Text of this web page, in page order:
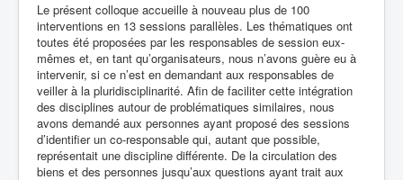
Le présent colloque accueille à nouveau plus de 100
interventions en 13 sessions parallèles. Les thématiques ont
toutes été proposées par les responsables de session eux-
mêmes et, en tant qu’organisateurs, nous n’avons guère eu à
intervenir, si ce n’est en demandant aux responsables de
veiller à la pluridisciplinarité. Afin de faciliter cette intégration
des disciplines autour de problématiques similaires, nous
avons demandé aux personnes ayant proposé des sessions
d’identifier un co-responsable qui, autant que possible,
représentait une discipline différente. De la circulation des
biens et des personnes jusqu’aux questions ayant trait aux